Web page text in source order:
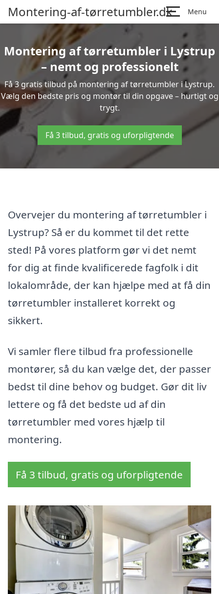
Montering-af-tørretumbler.dk Menu
Montering af tørretumbler i Lystrup
– nemt og professionelt
Få 3 gratis tilbud på montering af tørretumbler i Lystrup.
Vælg den bedste pris og montør til din opgave – hurtigt og
trygt.
Få 3 tilbud, gratis og uforpligtende
Overvejer du montering af tørretumbler i
Lystrup? Så er du kommet til det rette
sted! På vores platform gør vi det nemt
for dig at finde kvalificerede fagfolk i dit
lokalområde, der kan hjælpe med at få din
tørretumbler installeret korrekt og
sikkert.
Vi samler flere tilbud fra professionelle
montører, så du kan vælge det, der passer
bedst til dine behov og budget. Gør dit liv
lettere og få det bedste ud af din
tørretumbler med vores hjælp til
montering.
Få 3 tilbud, gratis og uforpligtende